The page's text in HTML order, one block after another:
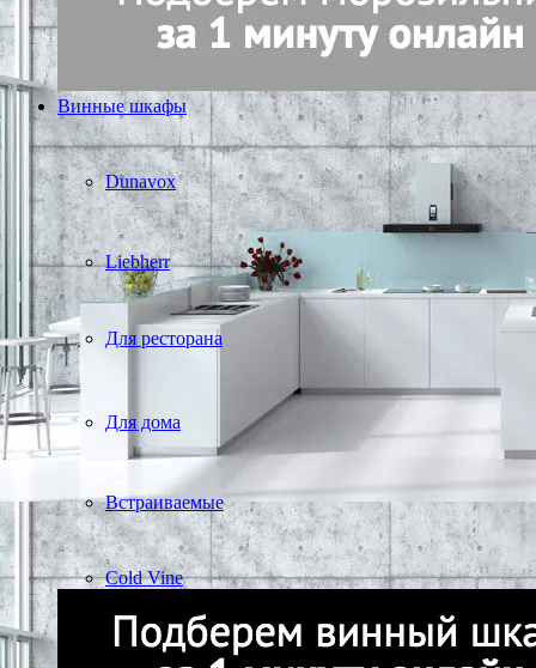
Винные шкафы
Dunavox
Liebherr
Для ресторана
Для дома
Встраиваемые
Cold Vine